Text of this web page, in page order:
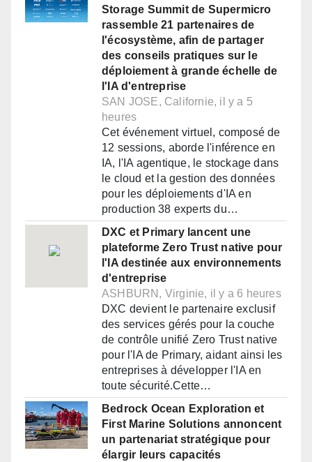
Storage Summit de Supermicro
rassemble 21 partenaires de
l'écosystème, afin de partager
des conseils pratiques sur le
déploiement à grande échelle de
l'IA d'entreprise
SAN JOSE, Californie, il y a 5
heures
Cet événement virtuel, composé de
12 sessions, aborde l'inférence en
IA, l'IA agentique, le stockage dans
le cloud et la gestion des données
pour les déploiements d'IA en
production 38 experts du…
DXC et Primary lancent une
plateforme Zero Trust native pour
l'IA destinée aux environnements
d'entreprise
ASHBURN, Virginie, il y a 6 heures
DXC devient le partenaire exclusif
des services gérés pour la couche
de contrôle unifié Zero Trust native
pour l'IA de Primary, aidant ainsi les
entreprises à développer l'IA en
toute sécurité.Cette…
Bedrock Ocean Exploration et
First Marine Solutions annoncent
un partenariat stratégique pour
élargir leurs capacités